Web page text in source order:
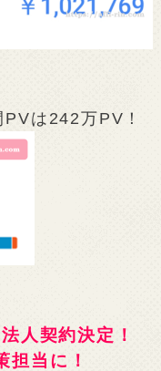
は242万PV！
人契約決定！
担当に！